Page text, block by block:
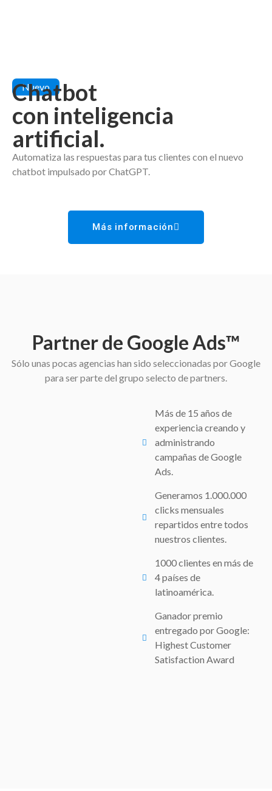
Nuevo
Chatbot
con inteligencia
artificial.
Automatiza las respuestas para tus clientes con el nuevo
chatbot impulsado por ChatGPT.
Más información
Partner de Google Ads™
Sólo unas pocas agencias han sido seleccionadas por Google
para ser parte del grupo selecto de partners.
Más de 15 años de
experiencia creando y
administrando
campañas de Google
Ads.
Generamos 1.000.000
clicks mensuales
repartidos entre todos
nuestros clientes.
1000 clientes en más de
4 países de
latinoamérica.
Ganador premio
entregado por Google:
Highest Customer
Satisfaction Award